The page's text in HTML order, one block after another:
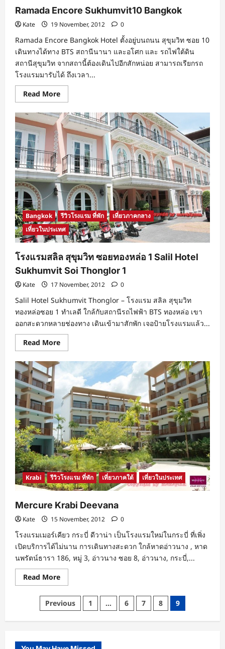
Ramada Encore Sukhumvit10 Bangkok
Kate 19 November, 2012 0
Ramada Encore Bangkok Hotel ตั้งอยู่บนถนน สุขุมวิท ซอย 10
เดินทางได้ทาง BTS สถานีนานา และอโศก และ รถไฟใต้ดิน
สถานีสุขุมวิท จากสถานี้ต้องเดินไปอีกสักหน่อย สามารถเรียกรถ
โรงแรมมารับได้ ถึงเวลา...
Read MoreRead
more
Ramada
Encore
Sukhumvit10
Bangkok
Bangkok รีวิวโรงแรม ที่พัก
เที่ยวภาคกลาง
เที่ยวในประเทศ
โรงแรมสลิล สุขุมวิท ซอยทองหล่อ 1 Salil Hotel
Sukhumvit Soi Thonglor 1
Kate 17 November, 2012 0
Salil Hotel Sukhumvit Thonglor – โรงแรม สลิล สุขุมวิท
ทองหล่อซอย 1 ทำเลดี ใกล้กับสถานีรถไฟฟ้า BTS ทองหล่อ เขา
ออกสะดวกหลายช่องทาง เดินเข้ามาสักพัก เจอป้ายโรงแรมแล้ว...
Read MoreRead
more
โรงแรม
สลิล
สุขุมวิท
ซอย
ทองหล่อ
1
Salil
Hotel
Sukhumvit
Soi
Thonglor
1
Krabi รีวิวโรงแรม ที่พัก เที่ยวภาคใต้ เที่ยวในประเทศ
Mercure Krabi Deevana
Kate 15 November, 2012 0
โรงแรมเมอร์เคียว กระบี่ ดีวาน่า เป็นโรงแรมใหม่ในกระบี่ ที่เพิ่ง
เปิดบริการได้ไม่นาน การเดินทางสะดวก ใกล้หาดอ่าวนาง , หาด
นพรัตน์ธารา 186, หมู่ 3, อ่าวนาง ซอย 8, อ่าวนาง, กระบี่,...
Read MoreRead
more
Mercure
Krabi
Deevana
Posts
pagination
Previous 1 … 6 7 8 9